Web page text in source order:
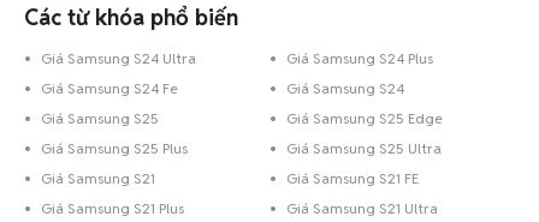
Các từ khóa phổ biến
Giá Samsung S24 Ultra
Giá Samsung S24 Plus
Giá Samsung S24 Fe
Giá Samsung S24
Giá Samsung S25
Giá Samsung S25 Edge
Giá Samsung S25 Plus
Giá Samsung S25 Ultra
Giá Samsung S21
Giá Samsung S21 FE
Giá Samsung S21 Plus
Giá Samsung S21 Ultra